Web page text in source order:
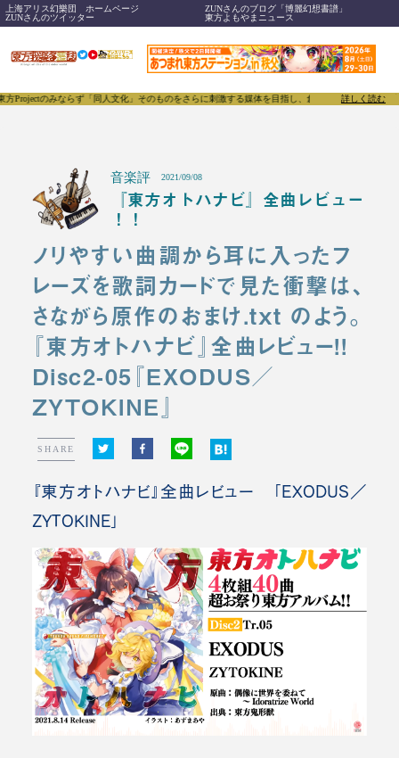
上海アリス幻樂団 ホームページ
ZUNさんのブログ「博麗幻想書譜」
ZUNさんのツイッター
東方よもやまニュース
らず「同人文化」そのものをさらに刺激する媒体を目指し、創刊いたします。 東方我楽多叢
詳しく読む
音楽評 2021/09/08
『東方オトハナビ』全曲レビュー
！！
ノリやすい曲調から耳に入ったフ
レーズを歌詞カードで見た衝撃は、
さながら原作のおまけ.txt のよう。
『東方オトハナビ』全曲レビュー!!
Disc2-05『EXODUS／
ZYTOKINE』
SHARE
『東方オトハナビ』全曲レビュー 「EXODUS／
ZYTOKINE」